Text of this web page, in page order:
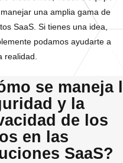
una amplia gama de
SaaS. Si tienes una idea,
podamos ayudarte a
realidad.
se maneja
y la
de los
en las
SaaS?